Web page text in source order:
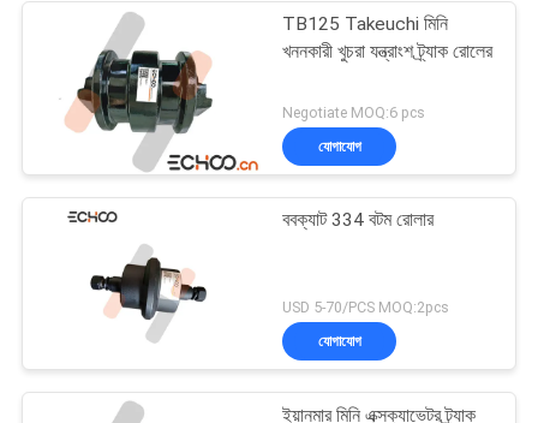
TB125 Takeuchi মিনি
খননকারী খুচরা যন্ত্রাংশ ট্র্যাক রোলের
Negotiate MOQ:6 pcs
যোগাযোগ
ববক্যাট 334 বটম রোলার
USD 5-70/PCS MOQ:2pcs
যোগাযোগ
ইয়ানমার মিনি এক্সক্যাভেটর ট্র্যাক